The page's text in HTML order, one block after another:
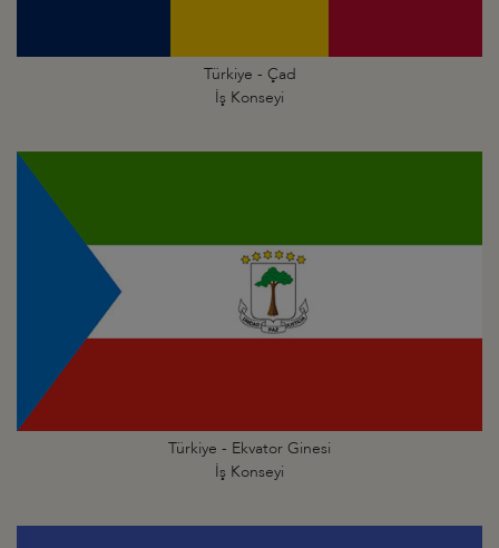
Türkiye - Çad
İş Konseyi
Türkiye - Ekvator Ginesi
İş Konseyi